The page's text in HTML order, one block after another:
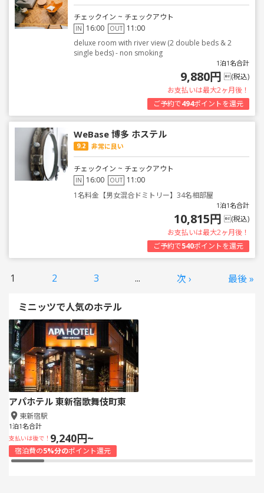
チェックイン ~ チェックアウト
IN 16:00 OUT 11:00
deluxe room with river view (2 double beds & 2
single beds) - non smoking
1泊1名合計
9,880円 (税込)
お支払いは最大2ヶ月後！
ご予約で494ポイントを還元
WeBase 博多 ホステル
9.2 非常に良い
チェックイン ~ チェックアウト
IN 16:00 OUT 11:00
1名料金【男女混合ドミトリー】34名相部屋
1泊1名合計
10,815円 (税込)
お支払いは最大2ヶ月後！
ご予約で540ポイントを還元
1 2 3 ... 次 › 最後 »
ミニッツで人気のホテル
アパホテル 東新宿歌舞伎町東
東新宿駅
1泊1名合計
支払いは後で！ 9,240円~
宿泊費の5%分のポイント還元